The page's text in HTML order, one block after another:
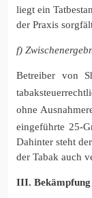
liegt ein
der Praxis
f)
Betreiber von
ohne
eingeführte 25-
Dahinter steht
der Tabak auch
III. Bekämpfung